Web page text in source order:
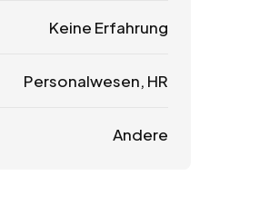
Keine Erfahrung
Personalwesen, HR
Andere